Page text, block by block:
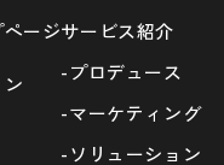
ページサービス紹介
-プロデュース
-マーケティング
-ソリューション